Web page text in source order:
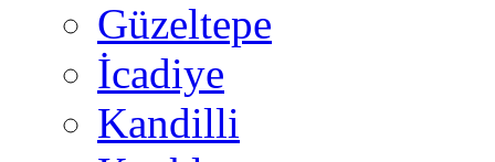
Güzeltepe
İcadiye
Kandilli